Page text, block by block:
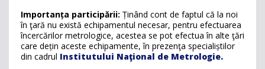
Importanța participării: Ținând cont de faptul că la noi
în ţară nu există echipamentul necesar, pentru efectuarea
încercărilor metrologice, acestea se pot efectua în alte ţări
care dețin aceste echipamente, în prezenţa specialiștilor
din cadrul Institutului Naţional de Metrologie.